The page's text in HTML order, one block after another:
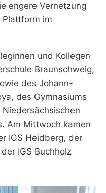
engere Vernetzung
Plattform im
und Kollegen
Braunschweig,
des Johann-
des Gymnasiums
Am Mittwoch kamen
IGS Heidberg, der
IGS Buchholz